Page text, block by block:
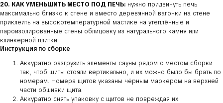
20. КАК УМЕНЬШИТЬ МЕСТО ПОД ПЕЧЬ: нужно придвинуть печь
максимально близко к стене и вместо деревянной вагонки на стене
приклеить на высокотемпературной мастике на утеплённые и
пароизолированные стены облицовку из натурального камня или
клинкерной плитки.
Инструкция по сборке
Аккуратно разгрузить элементы сауны рядом с местом сборки
так, чтоб щиты стояли вертикально, и их можно было бы брать по
номерам. Номера щитов указаны чёрным маркером на верхней
части обшивки щита.
Аккуратно снять упаковку с щитов не повреждая их.